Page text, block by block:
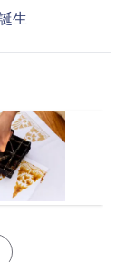
生